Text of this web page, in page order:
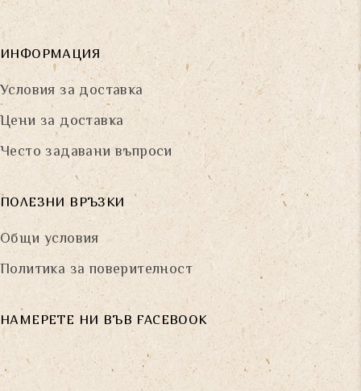
ИНФОРМАЦИЯ
Условия за доставка
Цени за доставка
Често задавани въпроси
ПОЛЕЗНИ ВРЪЗКИ
Общи условия
Политика за поверителност
НАМЕРЕТЕ НИ ВЪВ FACEBOOK